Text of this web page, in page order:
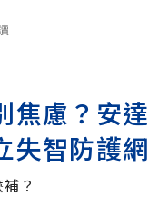
焦慮？安達
失智防護網
？